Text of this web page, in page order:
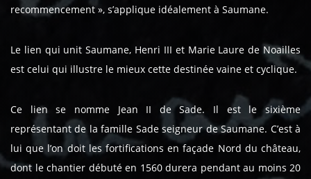
recommencement », s’applique idéalement à Saumane.
Le lien qui unit Saumane, Henri III et Marie Laure de Noailles
est celui qui illustre le mieux cette destinée vaine et cyclique.
Ce lien se nomme Jean II de Sade. Il est le sixième
représentant de la famille Sade seigneur de Saumane. C’est à
lui que l’on doit les fortifications en façade Nord du château,
dont le chantier débuté en 1560 durera pendant au moins 20